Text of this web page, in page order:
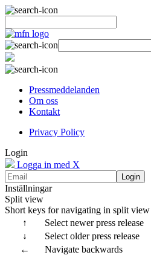
Pressmeddelanden
Om oss
Kontakt
Privacy Policy
Login
Logga in med X
Login
Inställningar
Split view
Short keys for navigating in split view
↑
Select newer press release
↓
Select older press release
←
Navigate backwards